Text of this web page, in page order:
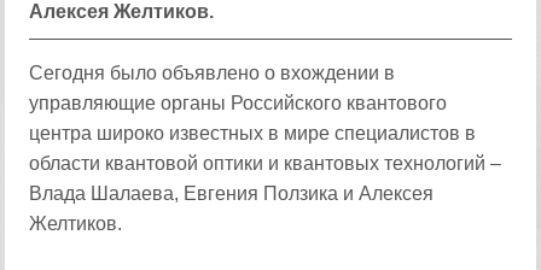
Алексея Желтиков.
Сегодня было объявлено о вхождении в
управляющие органы Российского квантового
центра широко известных в мире специалистов в
области квантовой оптики и квантовых технологий –
Влада Шалаева, Евгения Ползика и Алексея
Желтиков.